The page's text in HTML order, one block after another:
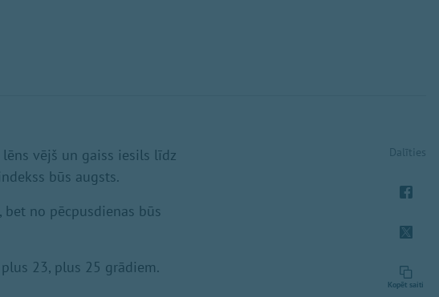
vējš un gaiss iesils līdz
būs augsts.
no pēcpusdienas būs
23, plus 25 grādiem.
Dalīties
Kopēt saiti